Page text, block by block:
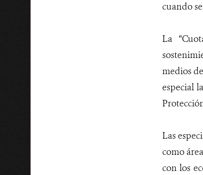
cuando
La
medios
especial
Las
como
con los